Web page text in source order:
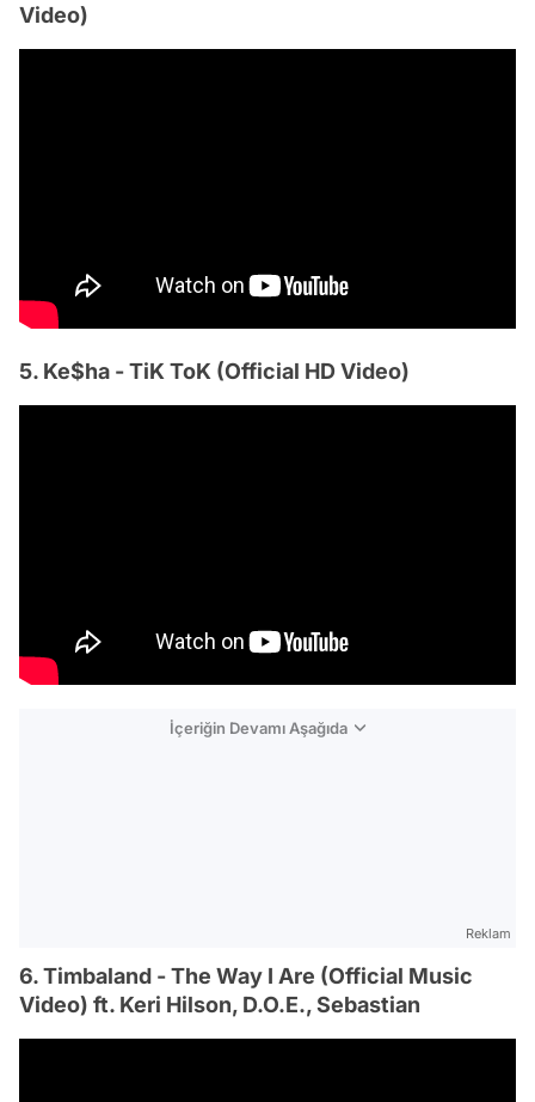
Video)
5. Ke$ha - TiK ToK (Official HD Video)
İçeriğin Devamı Aşağıda
Reklam
6. Timbaland - The Way I Are (Official Music
Video) ft. Keri Hilson, D.O.E., Sebastian